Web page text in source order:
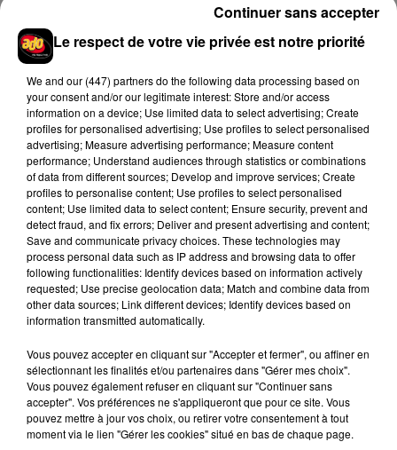
Code de la route. Le montant de sa contravention n'a pas été
communiqué.
Hip-Hop News
6 août 2026
Franglish et Keblack dévoilent une
session live surprise
Après le film, bientôt une docu-série sur
le père de Michael Jackson
Josh Levi dévoile « Swerve »
Le respect de votre vie privée est notre priorité
We and our (447) partnersdo the following data processing based on
your consent and/or our legitimate interest: Store and/or access
information on a device; Use limited data to select advertising; Create
profiles for personalised advertising; Use profiles to select personalised
advertising; Measure advertising performance; Measure content
performance; Understand audiences through statistics or combinations
of data from different sources; Develop and improve services; Create
profiles to personalise content; Use profiles to select personalised
content; Use limited data to select content; Ensure security, prevent and
detect fraud, and fix errors; Deliver and present advertising and content;
Save and communicate privacy choices. These technologies may
process personal data such as IP address and browsing data to offer
following functionalities: Identify devices based on information actively
requested; Use precise geolocation data; Match and combine data from
other data sources; Link different devices; Identify devices based on
information transmitted automatically.
Vous pouvez accepter en cliquant sur "Accepter et fermer", ou affiner en
sélectionnant les finalités et/ou partenaires dans "Gérer mes choix".
Vous pouvez également refuser en cliquant sur "Continuer sans
accepter". Vos préférences ne s'appliqueront que pour ce site. Vous
pouvez mettre à jour vos choix, ou retirer votre consentement à tout
moment via le lien "Gérer les cookies" situé en bas de chaque page.
Continuer sans accepter